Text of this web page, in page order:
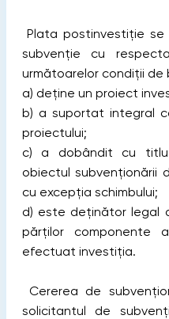
Plata postinvestiție
subvenție cu
următoarelor condiții de
a) deține un proiect
b) a suportat integral
proiectului;
c) a dobândit cu titlu
obiectul subvenționării
cu excepția schimbului;
d) este deţinător legal
părților componente
efectuat investiţia.
Cererea de
solicitantul de